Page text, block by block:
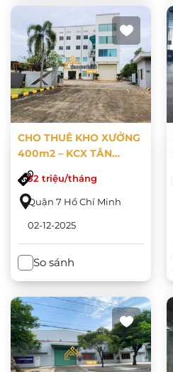
CHO THUÊ KHO XƯỞNG
400m2 – KCX TÂN
THUẬN, QUẬN 7 –
TP.HCM
32 triệu/tháng
Quận 7 Hồ Chí Minh
02-12-2025
So sánh